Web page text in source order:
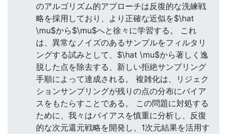
のアルゴリズム的アプローチは反復的な洗練戦
略を採用しており、より正確な近似を$\hat
\mu$から$\mu$へと徐々に学習する。 これ
は、異常なノイズのあるサンプルをフィルタリ
ングする試みとして、$\hat \mu$から著しく逸
脱した点を除去する、新しい拒絶サンプリング
手順によって達成される。 複雑化は、リジェク
ションサンプリングが残りの点の分布にバイア
スをもたらすことである。 この問題に対処する
ために、我々はバイアスを慎重に分析し、反復
的な次元還元戦略を開発し、1次元結果を活用す